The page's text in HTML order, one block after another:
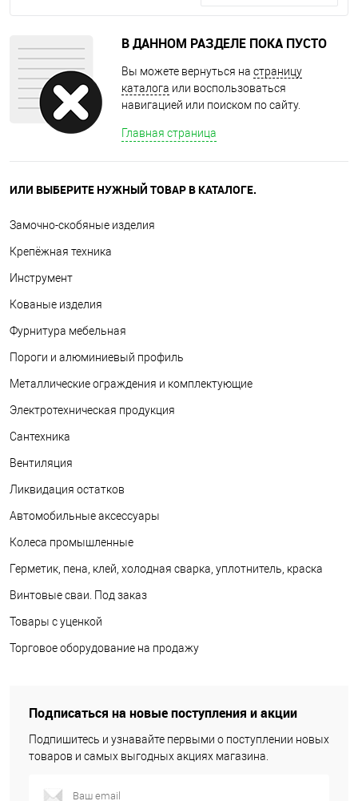
В ДАННОМ РАЗДЕЛЕ ПОКА ПУСТО
Вы можете вернуться на страницу
каталога или воспользоваться
навигацией или поиском по сайту.
Главная страница
ИЛИ ВЫБЕРИТЕ НУЖНЫЙ ТОВАР В КАТАЛОГЕ.
Замочно-скобяные изделия
Крепёжная техника
Инструмент
Кованые изделия
Фурнитура мебельная
Пороги и алюминиевый профиль
Металлические ограждения и комплектующие
Электротехническая продукция
Сантехника
Вентиляция
Ликвидация остатков
Автомобильные аксессуары
Колеса промышленные
Герметик, пена, клей, холодная сварка, уплотнитель, краска
Винтовые сваи. Под заказ
Товары с уценкой
Торговое оборудование на продажу
Подписаться на новые поступления и акции
Подпишитесь и узнавайте первыми о поступлении новых
товаров и самых выгодных акциях магазина.